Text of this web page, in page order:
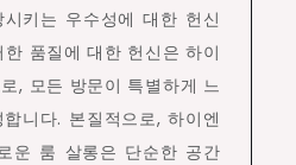
키는 우수성에 대한 헌신
품질에 대한 헌신은 하이
, 모든 방문이 특별하게 느
니다. 본질적으로, 하이엔
운 룸 살롱은 단순한 공간